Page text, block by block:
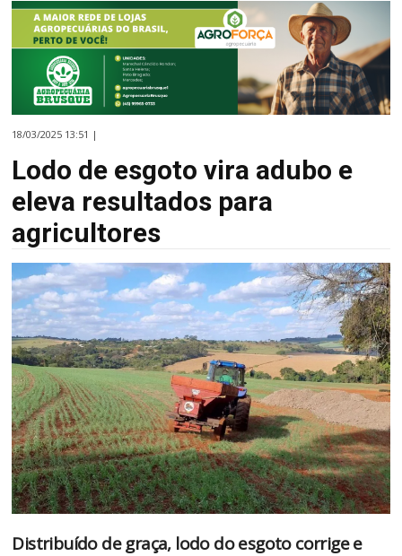
18/03/2025 13:51 |
Lodo de esgoto vira adubo e
eleva resultados para
agricultores
Distribuído de graça, lodo do esgoto corrige e